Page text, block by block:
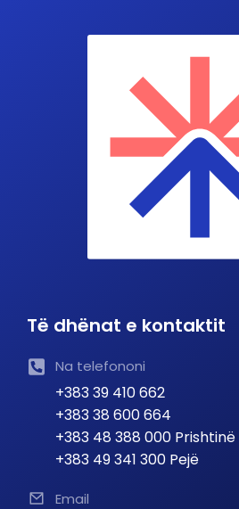
Të dhënat e kontaktit
Na telefononi
+383 39 410 662
+383 38 600 664
+383 48 388 000 Prishtinë
+383 49 341 300 Pejë
Email